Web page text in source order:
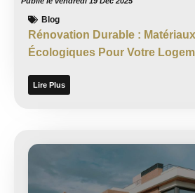
Blog
Rénovation Durable :
Écologiques Pour Votre
Lire Plus